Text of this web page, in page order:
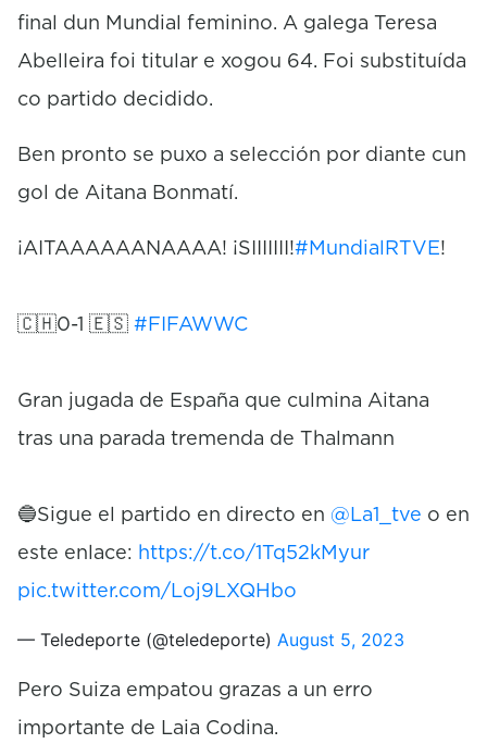
final dun Mundial feminino. A galega Teresa
Abelleira foi titular e xogou 64. Foi substituída
co partido decidido.
Ben pronto se puxo a selección por diante cun
gol de Aitana Bonmatí.
¡AITAAAAAANAAAA! ¡SIIIIIII!#MundialRTVE!
🇨🇭0-1 🇪🇸 #FIFAWWC
Gran jugada de España que culmina Aitana
tras una parada tremenda de Thalmann
🔵Sigue el partido en directo en @La1_tve o en
este enlace: https://t.co/1Tq52kMyur
pic.twitter.com/Loj9LXQHbo
— Teledeporte (@teledeporte) August 5, 2023
Pero Suiza empatou grazas a un erro
importante de Laia Codina.